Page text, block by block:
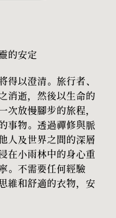
的安定
得以澄清。旅行者、
消逝，然後以生命的
放慢腳步的旅程，
事物。透過禪修與脈
人及世界之間的深層
在小雨林中的身心重
。不需要任何經驗
維和舒適的衣物，安